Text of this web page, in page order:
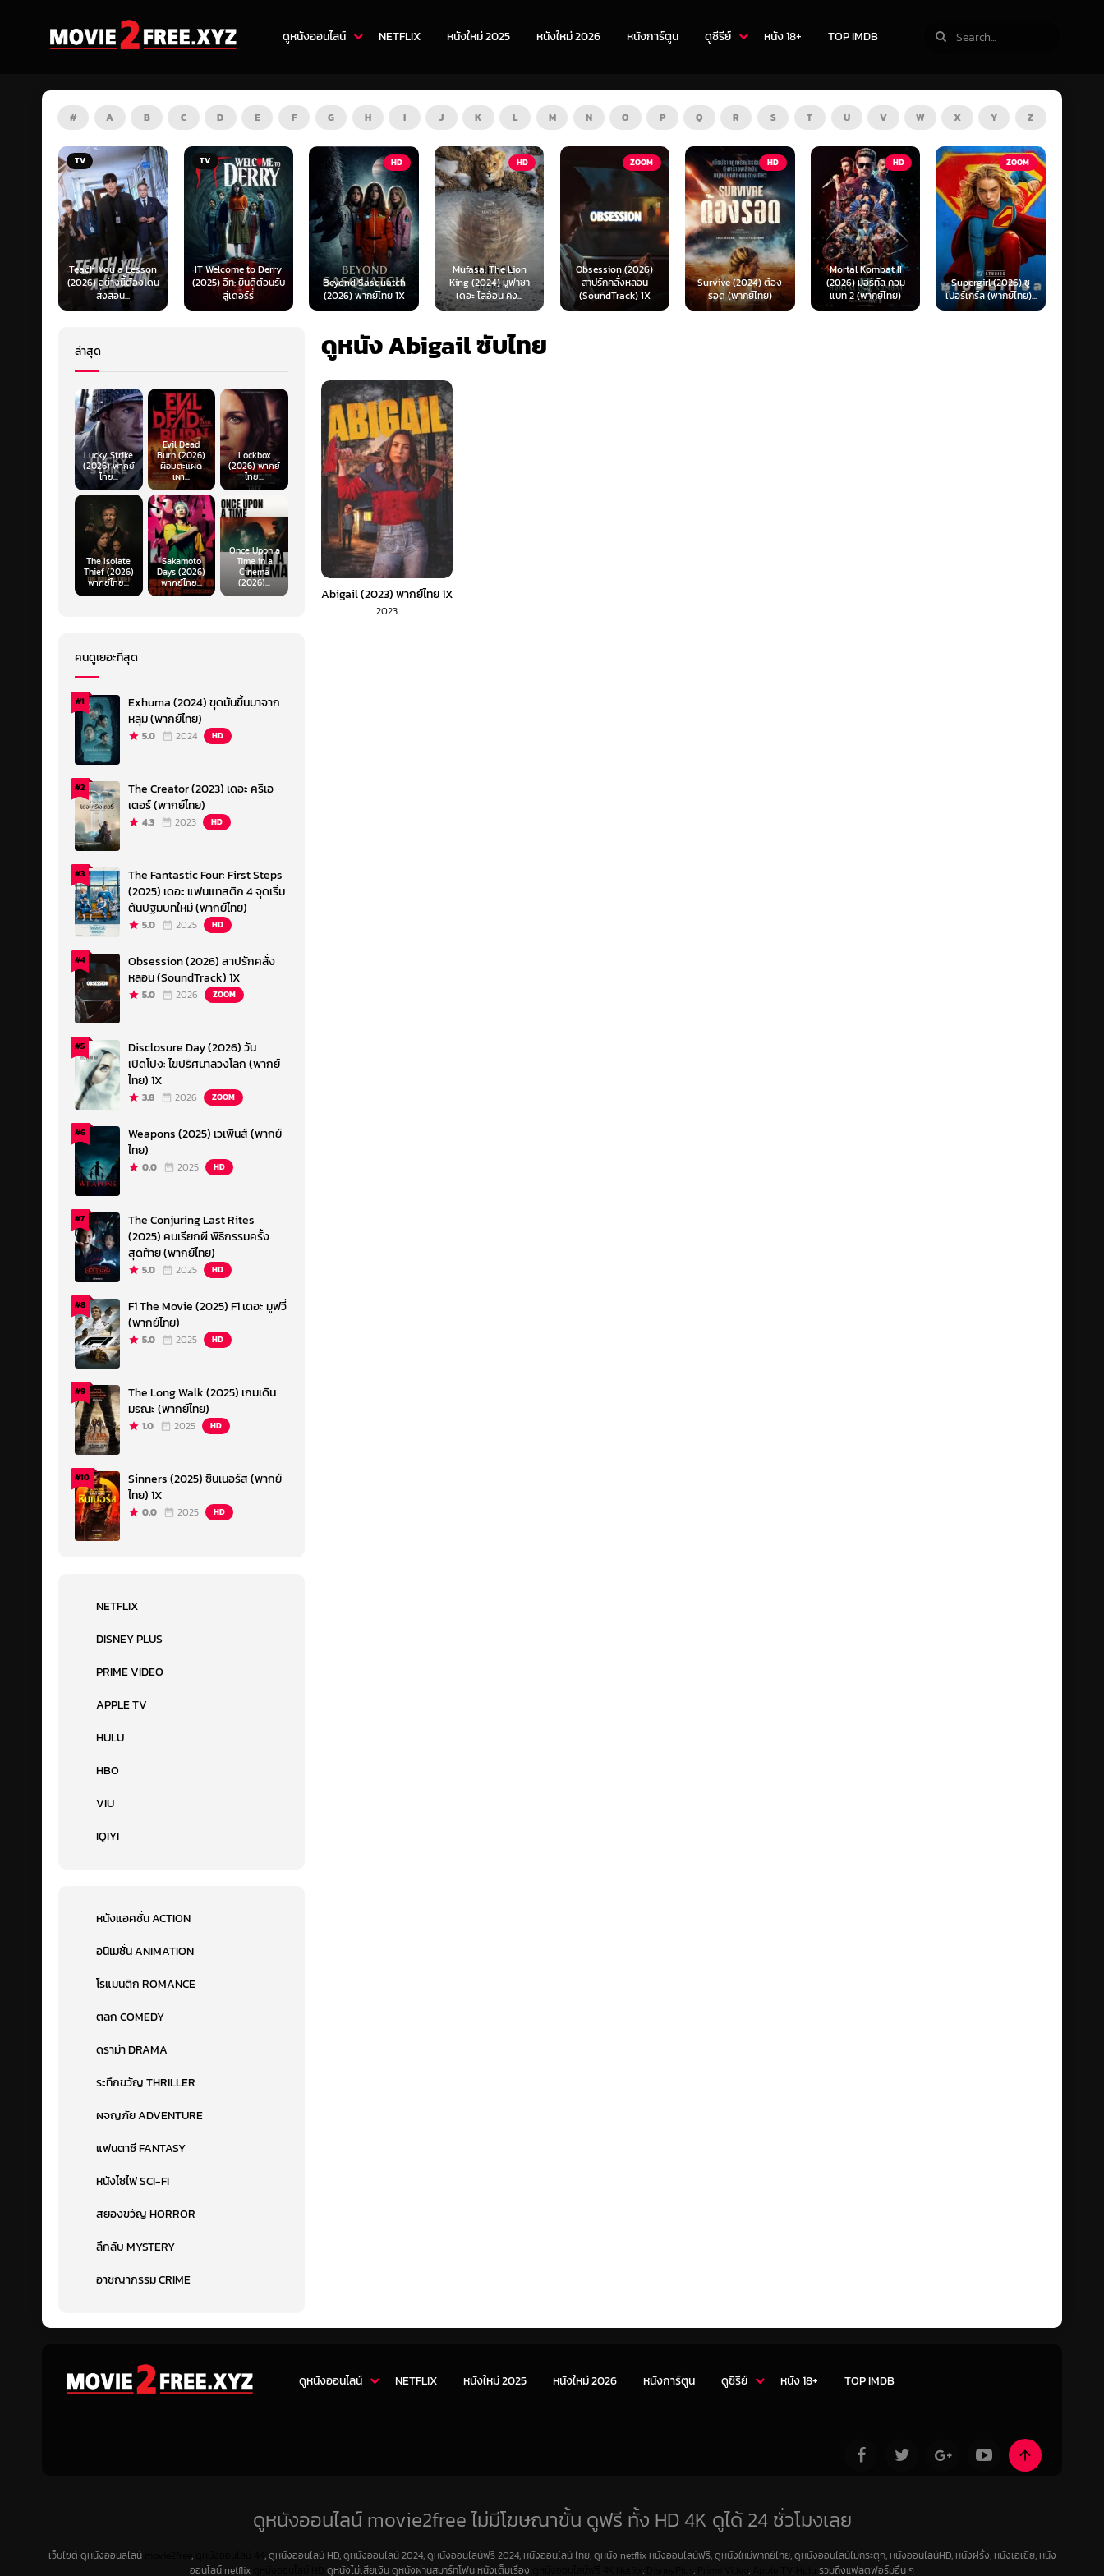
ดูหนังออนไลน์ NETFLIX หนังใหม่ 2025 หนังใหม่ 2026 หนังการ์ตูน ดูซีรีย์ หนัง 18+ TOP IMDB
# A B C D E F G H I J K L M N O P Q R S T U V W X Y Z
TV
IT Welcome to Derry
(2025) อิท: ยินดีต้อนรับ
สู่เดอร์รี่
HD
Beyond Sasquatch
(2026) พากย์ไทย 1X
HD
Mufasa: The Lion
King (2024) มูฟาซา
เดอะ ไลอ้อน คิง...
ZOOM
Obsession (2026)
สาปรักคลั่งหลอน
(SoundTrack) 1X
HD
Survive (2024) ต้อง
รอด (พากย์ไทย)
HD
Mortal Kombat II
(2026) มอร์ทัล คอม
แบท 2 (พากย์ไทย)
ZOOM
Supergirl (2026) ซู
เปอร์เกิร์ล (พากย์ไทย)...
HD
The Thursday
Murder Club (2025)
ชมรมไขคดีฆาตกรรมวัน
พฤหัส...
ดูหนัง Abigail ซับไทย
Abigail (2023) พากย์ไทย 1X
2023
ล่าสุด
Lucky Strike
(2026) พากย์
ไทย...
Evil Dead
Burn (2026)
ผีอมตะแผด
เผา...
Lockbox
(2026) พากย์
ไทย...
The Isolate
Thief (2026)
พากย์ไทย...
Sakamoto
Days (2026)
พากย์ไทย...
Once Upon a
Time in a
Cinema
(2026)...
คนดูเยอะที่สุด
#1
Exhuma (2024) ขุดมันขึ้นมาจาก
หลุม (พากย์ไทย)
5.0 2024 HD
#2
The Creator (2023) เดอะ ครีเอ
เตอร์ (พากย์ไทย)
4.3 2023 HD
#3
The Fantastic Four: First Steps
(2025) เดอะ แฟนแทสติก 4 จุดเริ่ม
ต้นปฐมบทใหม่ (พากย์ไทย)
5.0 2025 HD
#4
Obsession (2026) สาปรักคลั่ง
หลอน (SoundTrack) 1X
5.0 2026 ZOOM
#5
Disclosure Day (2026) วัน
เปิดโปง: ไขปริศนาลวงโลก (พากย์
ไทย) 1X
3.8 2026 ZOOM
#6
Weapons (2025) เวเพินส์ (พากย์
ไทย)
0.0 2025 HD
#7
The Conjuring Last Rites
(2025) คนเรียกผี พิธีกรรมครั้ง
สุดท้าย (พากย์ไทย)
5.0 2025 HD
#8
F1 The Movie (2025) F1 เดอะ มูฟวี่
(พากย์ไทย)
5.0 2025 HD
#9
The Long Walk (2025) เกมเดิน
มรณะ (พากย์ไทย)
1.0 2025 HD
#10
Sinners (2025) ซินเนอร์ส (พากย์
ไทย) 1X
0.0 2025 HD
NETFLIX
DISNEY PLUS
PRIME VIDEO
APPLE TV
HULU
HBO
VIU
IQIYI
หนังแอคชั่น ACTION
อนิเมชั่น ANIMATION
โรแมนติก ROMANCE
ตลก COMEDY
ดราม่า DRAMA
ระทึกขวัญ THRILLER
ผจญภัย ADVENTURE
แฟนตาซี FANTASY
หนังไซไฟ SCI-FI
สยองขวัญ HORROR
ลึกลับ MYSTERY
อาชญากรรม CRIME
ดูหนังออนไลน์ NETFLIX หนังใหม่ 2025 หนังใหม่ 2026 หนังการ์ตูน ดูซีรีย์ หนัง 18+ TOP IMDB
ดูหนังออนไลน์ movie2free ไม่มีโฆษณาขั้น ดูฟรี ทั้ง HD 4K ดูได้ 24 ชั่วโมงเลย
เว็บไซต์ ดูหนังออนลไลน์ ,
, ดูหนังออนไลน์ HD, ดูหนังออนไลน์ 2024, ดูหนังออนไลน์ฟรี 2024, หนังออนไลน์ ไทย, ดูหนัง netflix หนังออนไลน์ฟรี, ดูหนังใหม่พากย์ไทย, ดูหนังออนไลน์ไม่กระตุก, หนังออนไลน์HD, หนังฝรั่ง, หนังเอเชีย, หนัง
ออนไลน์ netflix
ดูหนังไม่เสียเงิน ดูหนังผ่านสมาร์ทโฟน หนังเต็มเรื่อง , , , , รวมถึงแฟลตฟอร์มอื่น ๆ